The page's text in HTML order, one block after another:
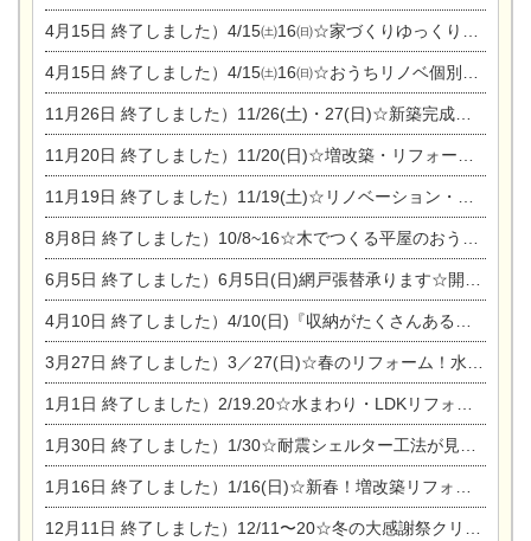
4月15日 終了しました）4/15㈯16㈰☆家づくりゆっくりじっくり個別相談会
4月15日 終了しました）4/15㈯16㈰☆おうちリノベ個別相談会
11月26日 終了しました）11/26(土)・27(日)☆新築完成見学会 in一宮市あずら
11月20日 終了しました）11/20(日)☆増改築・リフォームまつり＆秋の味覚まつり＆芸術祭
11月19日 終了しました）11/19(土)☆リノベーション・家の修理まつり＆増改築・リフォームまつりin扶桑ゴルフ
8月8日 終了しました）10/8~16☆木でつくる平屋のおうちのつくり方【完全予約制】
6月5日 終了しました）6月5日(日)網戸張替承ります☆開催！
4月10日 終了しました）4/10(日)『収納がたくさんあるおうち現場見学会』
3月27日 終了しました）3／27(日)☆春のリフォーム！水まわりLDKリフォーム相談会&今がチャンス！エアコン相談会
1月1日 終了しました）2/19.20☆水まわり・LDKリフォーム相談会＆エアコン相談会
1月30日 終了しました）1/30☆耐震シェルター工法が見れる完成見学会
1月16日 終了しました）1/16(日)☆新春！増改築リフォーム&家の修理まつり
12月11日 終了しました）12/11〜20☆冬の大感謝祭クリスマス相談会開催